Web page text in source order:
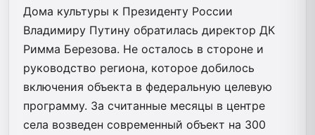
Дома культуры к Президенту России
Владимиру Путину обратилась директор ДК
Римма Березова. Не осталось в стороне и
руководство региона, которое добилось
включения объекта в федеральную целевую
программу. За считанные месяцы в центре
села возведен современный объект на 300